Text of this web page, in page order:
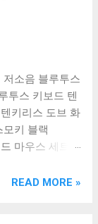
소음 블루투스
투스 키보드 텐
키리스 도브 화
모키 블랙
마우스 세트
스 키보드
READ MORE »